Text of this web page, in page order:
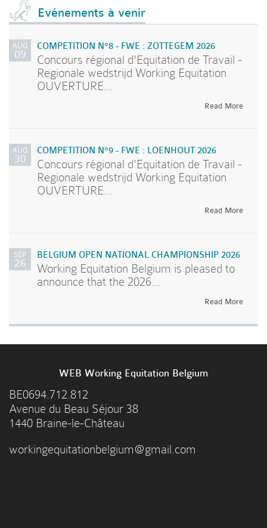
Evénements à venir
AUG
09
COMPETITION N°8 - FWE : ZOTTEGEM 2026
Concours régional d'Equitation de Travail -
Regionale wedstrijd Working Equitation
OUVERTURE...
Read More
AUG
30
COMPETITION N°9 - FWE : LOENHOUT 2026
Concours régional d'Equitation de Travail -
Regionale wedstrijd Working Equitation
OUVERTURE...
Read More
SEP
26
BELGIUM OPEN NATIONAL CHAMPIONSHIP 2026
Working Equitation Belgium is pleased to
announce that the 2026...
Read More
WEB Working Equitation Belgium
BE0694.712.812
Avenue du Beau Séjour 38
1440 Braine-le-Château
workingequitationbelgium@gmail.com